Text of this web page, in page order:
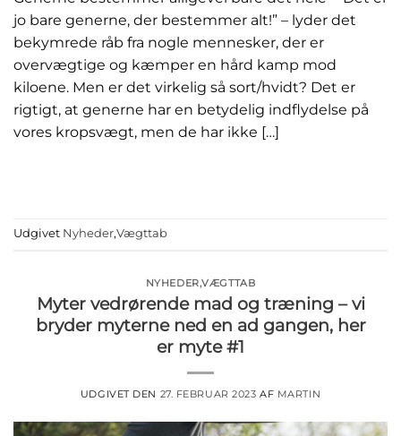
jo bare generne, der bestemmer alt!” – lyder det
bekymrede råb fra nogle mennesker, der er
overvægtige og kæmper en hård kamp mod
kiloene. Men er det virkelig så sort/hvidt? Det er
rigtigt, at generne har en betydelig indflydelse på
vores kropsvægt, men de har ikke […]
Udgivet Nyheder,Vægttab
NYHEDER,VÆGTTAB
Myter vedrørende mad og træning – vi
bryder myterne ned en ad gangen, her
er myte #1
UDGIVET DEN 27. FEBRUAR 2023 AF MARTIN